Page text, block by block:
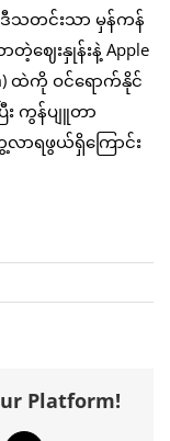
သတင်းသာ မှန်ကန်
ေးနှုန်းနဲ့ Apple
ထဲကို ဝင်ရောက်နိုင်
း ကွန်ပျူတာ
ာရဖွယ်ရှိကြောင်း
Platform!